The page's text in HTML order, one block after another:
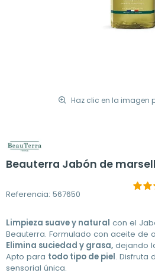
Haz clic en la imagen
Beauterra Jabón de
Referencia: 567650
Limpieza suave y natural con el
Beauterra. Formulado con aceite de
Elimina suciedad y grasa, dejando
Apto para todo tipo de piel. Disfruta
sensorial única.